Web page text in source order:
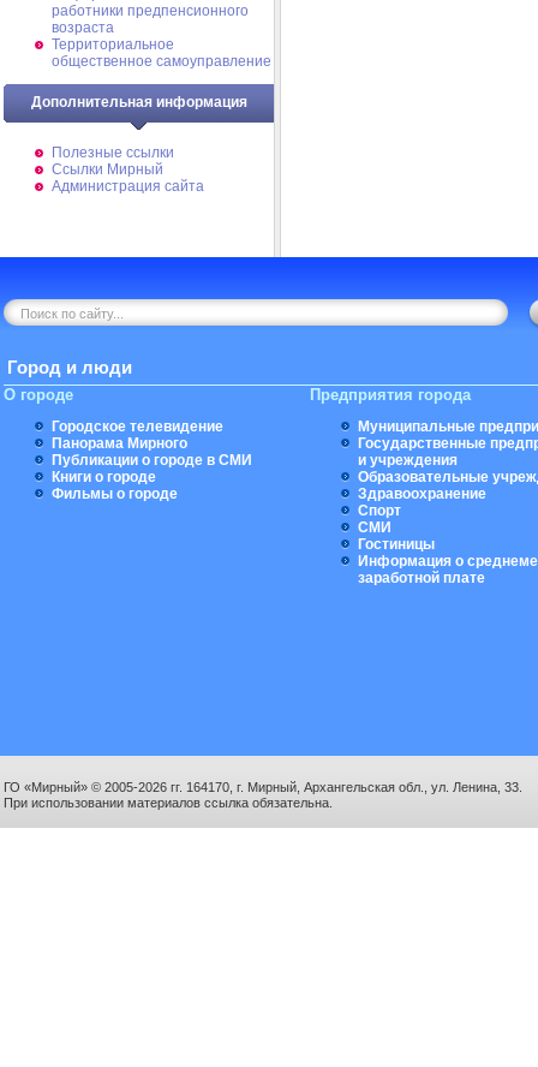
работники предпенсионного
возраста
Территориальное
общественное самоуправление
Дополнительная информация
Полезные ссылки
Ссылки Мирный
Администрация сайта
Город и люди
О городе
Городское телевидение
Панорама Мирного
Публикации о городе в СМИ
Книги о городе
Фильмы о городе
Предприятия города
Муниципальные
Государственные
и учреждения
Образовательные
Здравоохранение
Спорт
СМИ
Гостиницы
Информация о
заработной плате
ГО «Мирный» © 2005-2026 гг. 164170, г. Мирный, Архангельская обл., ул. Ленина, 33.
При использовании материалов ссылка обязательна.